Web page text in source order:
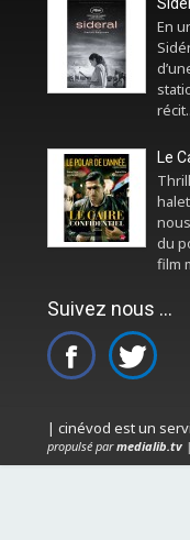
En
Le
du
film
Suivez nous ...
| cinévod est un
propulsé parmedialib.tv|